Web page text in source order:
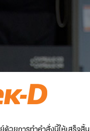
วยการทำคำสั่งนี้ให้เสร็จสิ้น